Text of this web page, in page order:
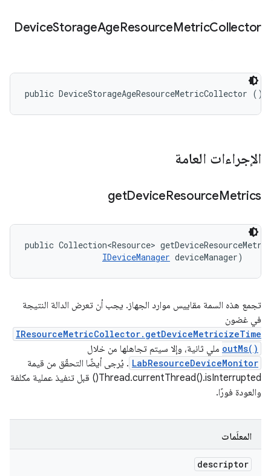
DeviceStorageAgeResourceMetricCollector
public DeviceStorageAgeResourceMetricCollector ()
الإجراءات العامة
getDeviceResourceMetrics
public Collection<Resource>
IDeviceManager deviceManager)
تجمع هذه السمة مقاييس موارد الجهاز. يجب أن تعرض الدالة النتيجة
في غضون
IResourceMetricCollector.getDeviceMetricizeTime
outMs() ملي ثانية، وإلا سيتم تجاهلها من خلال
LabResourceDeviceMonitor . يُرجى أيضًا التحقّق من قيمة
Thread.currentThread().isInterrupted() قبل تنفيذ عملية مكلفة
والعودة فورًا.
المعلَمات
descriptor